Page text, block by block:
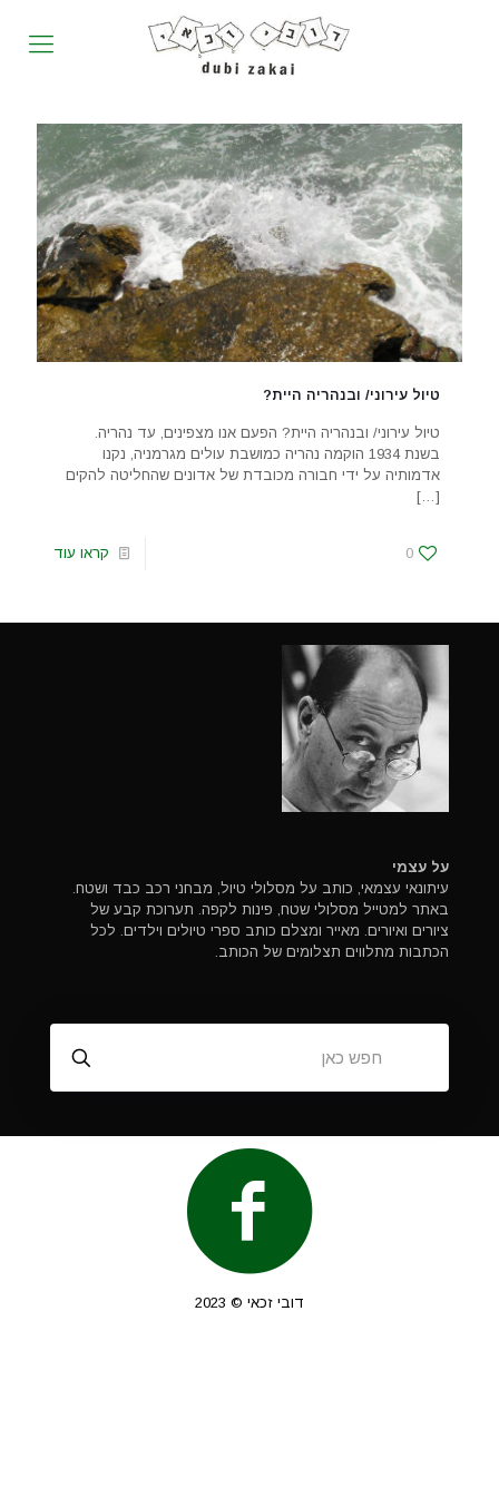
טיול עירוני/ ובנהריה היית?
טיול עירוני/ ובנהריה היית? הפעם אנו מצפינים, עד נהריה.
בשנת 1934 הוקמה נהריה כמושבת עולים מגרמניה, נקנו
אדמותיה על ידי חבורה מכובדת של אדונים שהחליטה להקים
[…]
0 קראו עוד
על עצמי
עיתונאי עצמאי, כותב על מסלולי טיול, מבחני רכב כבד ושטח.
באתר למטייל מסלולי שטח, פינות לקפה. תערוכת קבע של
ציורים ואיורים. מאייר ומצלם כותב ספרי טיולים וילדים. לכל
הכתבות מתלווים תצלומים של הכותב.
דובי זכאי © 2023